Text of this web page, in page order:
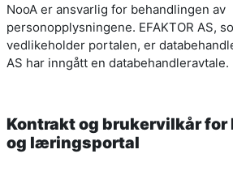
NooA er ansvarlig for behandlingen av
personopplysningene. EFAKTOR AS,
vedlikeholder portalen, er
AS har inngått en databehandleravtale.
Kontrakt og brukervilkår for
og læringsportal